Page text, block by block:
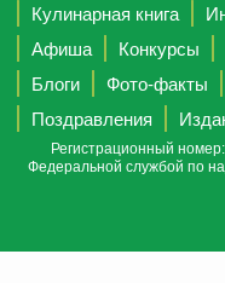
Кулинарная книга
Афиша
Конкурсы
Блоги
Фото-факты
Поздравления
Регистрационный
Федеральной службой по